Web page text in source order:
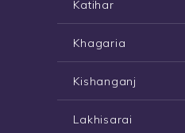
Katihar
Khagaria
Kishanganj
Lakhisarai